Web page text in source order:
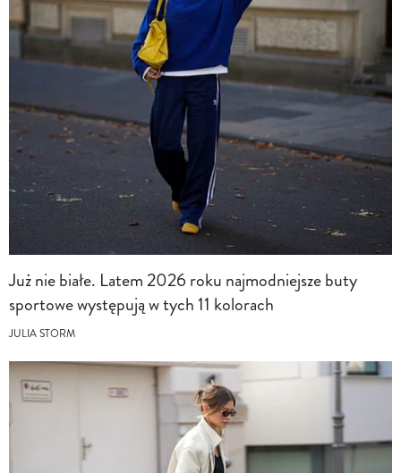
Już nie białe. Latem 2026 roku najmodniejsze buty
sportowe występują w tych 11 kolorach
JULIA STORM